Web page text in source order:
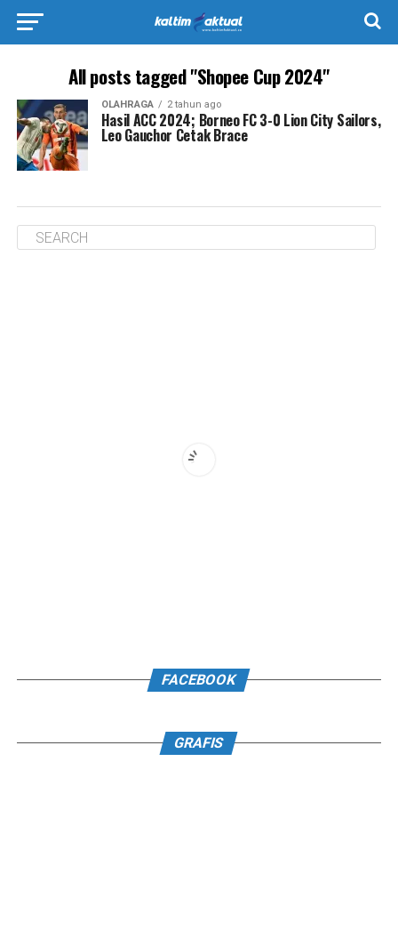
All posts tagged "Shopee Cup 2024"
OLAHRAGA 2 tahun ago
Hasil ACC 2024; Borneo FC 3-0 Lion City Sailors,
Leo Gauchor Cetak Brace
FACEBOOK
GRAFIS